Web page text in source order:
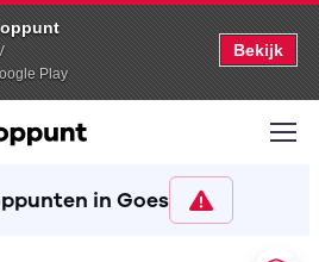
Play
Bekijk
in Goes